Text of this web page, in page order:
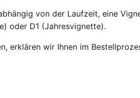
von der Laufzeit, eine
oder D1 (Jahresvignette).
erklären wir Ihnen im